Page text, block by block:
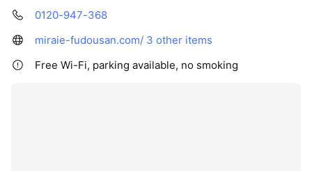
0120-947-368
miraie-fudousan.com/ 3 other items
Free Wi-Fi, parking available, no smoking